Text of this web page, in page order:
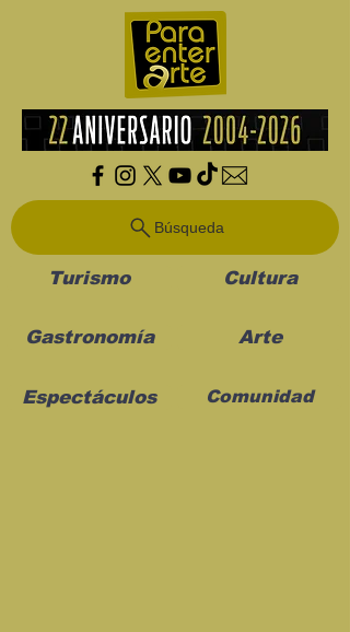
Búsqueda
Turismo Cultura
Gastronomía Arte
Espectáculos Comunidad